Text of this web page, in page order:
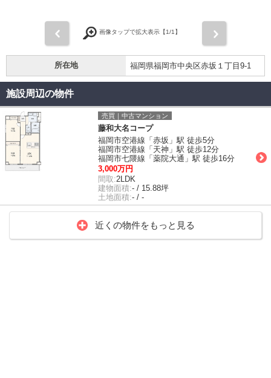
画像タップで拡大表示【1/1】
所在地 福岡県福岡市中央区赤坂１丁目9-1
施設周辺の物件
売買｜中古マンション
藤和大名コープ
福岡市空港線「赤坂」駅 徒歩5分
福岡市空港線「天神」駅 徒歩12分
福岡市七隈線「薬院大通」駅 徒歩16分
3,000万円
間取:2LDK
建物面積:- / 15.88坪
土地面積:- / -
近くの物件をもっと見る